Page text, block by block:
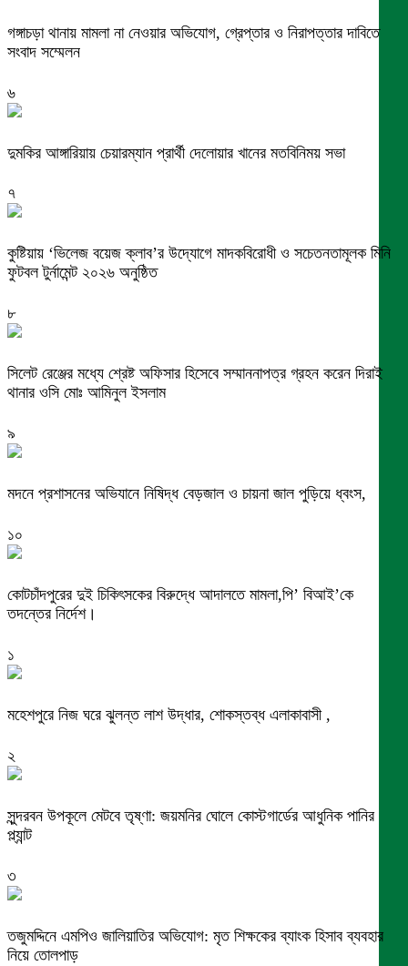
গঙ্গাচড়া থানায় মামলা না নেওয়ার অভিযোগ, গ্রেপ্তার ও নিরাপত্তার দাবিতে
সংবাদ সম্মেলন
৬
দুমকির আঙ্গারিয়ায় চেয়ারম্যান প্রার্থী দেলোয়ার খানের মতবিনিময় সভা
৭
কুষ্টিয়ায় ‘ভিলেজ বয়েজ ক্লাব’র উদ্যোগে মাদকবিরোধী ও সচেতনতামূলক মিনি
ফুটবল টুর্নামেন্ট ২০২৬ অনুষ্ঠিত
৮
সিলেট রেঞ্জের মধ্যে শ্রেষ্ট অফিসার হিসেবে সম্মাননাপত্র গ্রহন করেন দিরাই
থানার ওসি মোঃ আমিনুল ইসলাম
৯
মদনে প্রশাসনের অভিযানে নিষিদ্ধ বেড়জাল ও চায়না জাল পুড়িয়ে ধ্বংস,
১০
কোটচাঁদপুরের দুই চিকিৎসকের বিরুদ্ধে আদালতে মামলা,পি’ বিআই’কে
তদন্তের নির্দেশ।
১
মহেশপুরে নিজ ঘরে ঝুলন্ত লাশ উদ্ধার, শোকস্তব্ধ এলাকাবাসী ,
২
সুন্দরবন উপকূলে মেটবে তৃষ্ণা: জয়মনির ঘোলে কোস্টগার্ডের আধুনিক পানির
প্ল্যান্ট
৩
তজুমদ্দিনে এমপিও জালিয়াতির অভিযোগ: মৃত শিক্ষকের ব্যাংক হিসাব ব্যবহার
নিয়ে তোলপাড়